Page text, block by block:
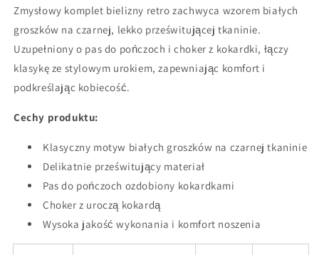
Zmysłowy komplet bielizny retro zachwyca wzorem białych
groszków na czarnej, lekko prześwitującej tkaninie.
Uzupełniony o pas do pończoch i choker z kokardki, łączy
klasykę ze stylowym urokiem, zapewniając komfort i
podkreślając kobiecość.
Cechy produktu:
Klasyczny motyw białych groszków na czarnej tkaninie
Delikatnie prześwitujący materiał
Pas do pończoch ozdobiony kokardkami
Choker z uroczą kokardą
Wysoka jakość wykonania i komfort noszenia